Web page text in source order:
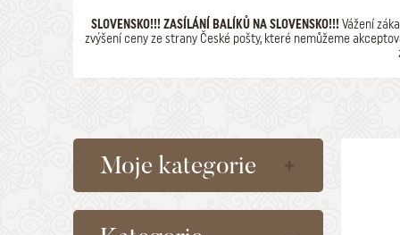
SLOVENSKO!!! ZASÍLÁNÍ BALÍKŮ NA SLOVENSKO!!! Vážení
zvýšení ceny ze strany České pošty, které nemůžeme
Moje kategorie